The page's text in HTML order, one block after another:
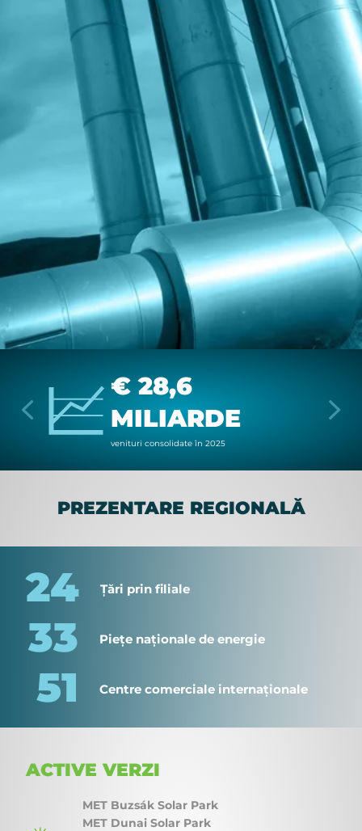
€ 28,6
MILIARDE
ve­ni­turi con­so­li­da­te în 2025
PREZENTARE REGIONALĂ
24 Țări prin filiale
33 Piețe naționale de energie
51 Centre comerciale internaționale
ACTIVE VERZI
MET Buzsák Solar Park
MET Dunai Solar Park